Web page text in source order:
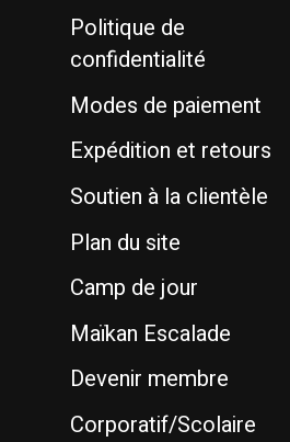
Politique de
confidentialité
Modes de paiement
Expédition et retours
Soutien à la clientèle
Plan du site
Camp de jour
Maïkan Escalade
Devenir membre
Corporatif/Scolaire